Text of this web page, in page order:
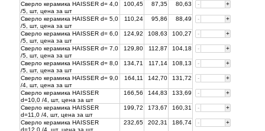
Сверло керамика HAISSER d= 4,0
/5, шт, цена за шт
100,45 87,35 80,63 - +
Сверло керамика HAISSER d= 5,0
/5, шт, цена за шт
110,24 95,86 88,49 - +
Сверло керамика HAISSER d= 6,0
/5, шт, цена за шт
124,92 108,63 100,27 - +
Сверло керамика HAISSER d= 7,0
/5, шт, цена за шт
129,80 112,87 104,18 - +
Сверло керамика HAISSER d= 8,0
/5, шт, цена за шт
134,71 117,14 108,13 - +
Сверло керамика HAISSER d= 9,0
/4, шт, цена за шт
164,11 142,70 131,72 - +
Сверло керамика HAISSER
d=10,0 /4, шт, цена за шт
166,56 144,83 133,69 - +
Сверло керамика HAISSER
d=11,0 /4, шт, цена за шт
199,72 173,67 160,31 - +
Сверло керамика HAISSER
d=12,0 /4, шт, цена за шт
232,65 202,31 186,74 - +